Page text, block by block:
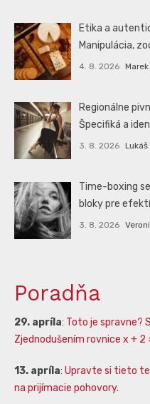
Etika a
Manipulácia,
4. 8. 2026
Regionálne
Špecifiká a
3. 8. 2026 Lukáš
Time-boxing
bloky pre
3. 8. 2026
Poradňa
29. apríla: Toto je spravne?
Zjednodušením rovnice x + 2
13. apríla: Upravte si tieto
na prijímacie pohovory.